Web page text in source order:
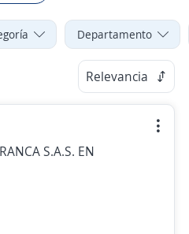
Departamento
Relevancia
S.A.S. EN